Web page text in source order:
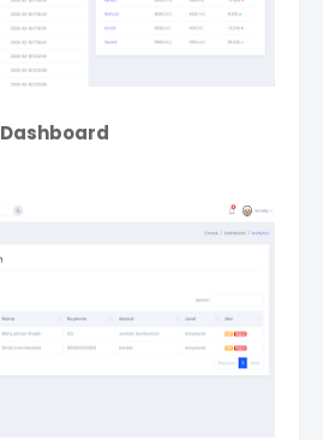
Dashboard